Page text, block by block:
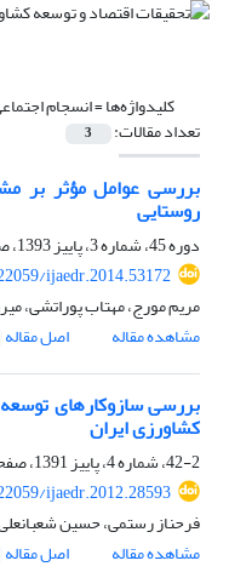
کلیدواژه‌ها =انسجام
تعداد مقالات: 3
بررسی عوامل مؤثر بر
روستایی
دوره 45، شماره 3، پاییز 1393، صفحه
ijaedr.2014.53172
مریم مورج، مهتاب پوراتشی،
مشاهده مقاله
اصل مقاله
بررسی سازوکارهای
کشاورزی ایران
42-2، شماره 4، پاییز 1391، صفحه
ijaedr.2012.28593
فرحناز رستمی، حسین
مشاهده مقاله
اصل مقاله